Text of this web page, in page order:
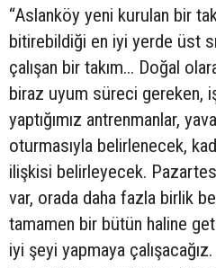
“Aslanköy yeni kurulan bir
bitirebildiği en iyi yerde üst
çalışan bir takım... Doğal
biraz uyum süreci gereken,
yaptığımız antrenmanlar,
oturmasıyla belirlenecek,
ilişkisi belirleyecek.
var, orada daha fazla birlik
tamamen bir bütün haline
iyi şeyi yapmaya